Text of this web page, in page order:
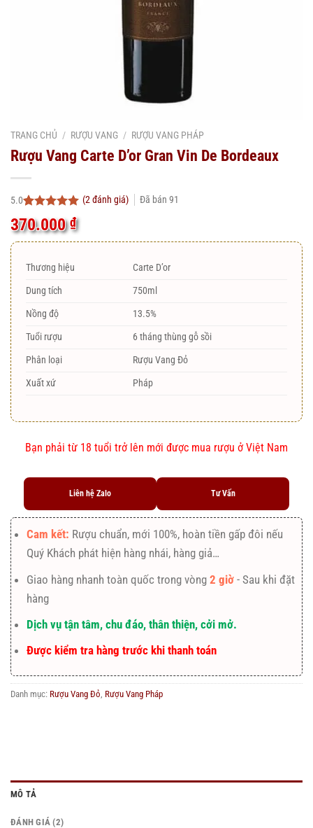
TRANG CHỦ / RƯỢU VANG / RƯỢU VANG PHÁP
Rượu Vang Carte D’or Gran Vin De Bordeaux
5.0
5.0 trên 5
dựa trên
2
đánh giá
(2đánh giá) Đã bán 91
370.000₫
Thương hiệu
Carte D’or
Dung tích
750ml
Nồng độ
13.5%
Tuổi rượu
6 tháng thùng gỗ sồi
Phân loại
Rượu Vang Đỏ
Xuất xứ
Pháp
Bạn phải từ 18 tuổi trở lên mới được mua rượu ở Việt Nam
Liên hệ Zalo Tư Vấn
Cam kết: Rượu chuẩn, mới 100%, hoàn tiền gấp đôi nếu
Quý Khách phát hiện hàng nhái, hàng giả…
Giao hàng nhanh toàn quốc trong vòng2 giờ - Sau khi đặt
hàng
Dịch vụ tận tâm, chu đáo, thân thiện, cởi mở.
Được kiểm tra hàng trước khi thanh toán
Danh mục: Rượu Vang Đỏ, Rượu Vang Pháp
MÔ TẢ
ĐÁNH GIÁ (2)